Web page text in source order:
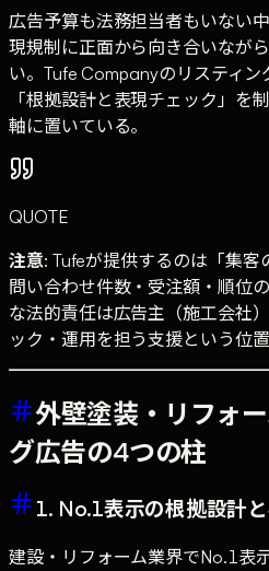
広告予算も法務担当者もいない
現規制に正面から向き合いなが
い。Tufe Companyのリスティ
「根拠設計と表現チェック」を
軸に置いている。
QUOTE
注意: Tufeが提供するのは「集客
問い合わせ件数・受注額・順位
な法的責任は広告主（施工会社
ック・運用を担う支援という位置
外壁塗装・リフォ
グ広告の4つの柱
1. No.1表示の根拠設計
建設・リフォーム業界でNo.1表